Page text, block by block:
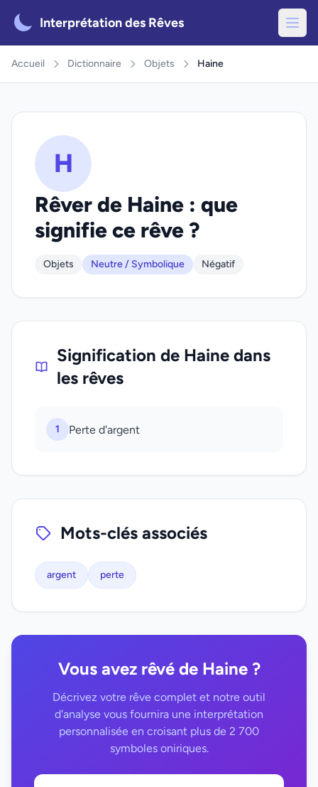
Interprétation des Rêves
Accueil Dictionnaire Objets Haine
H
Rêver de Haine : que
signifie ce rêve ?
Objets Neutre / Symbolique Négatif
Signification de Haine dans
les rêves
1 Perte d'argent
Mots-clés associés
argent perte
Vous avez rêvé de Haine ?
Décrivez votre rêve complet et notre outil
d'analyse vous fournira une interprétation
personnalisée en croisant plus de 2 700
symboles oniriques.